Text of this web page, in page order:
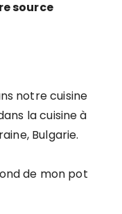
source
notre cuisine
la cuisine à
Bulgarie.
de mon pot